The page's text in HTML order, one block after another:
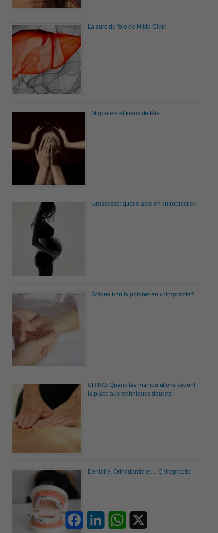
La cure du foie de Hilda Clark
Migraines et maux de tête
Grossesse: quelle aide en chiropractie?
Soigne t-on le poignet en chiropractie?
CHIRO: Quand les manipulations cèdent
la place aux techniques douces!
Dentaire, Orthodontie et… Chiropractie
FacebookLinkedInWhatsApp
X